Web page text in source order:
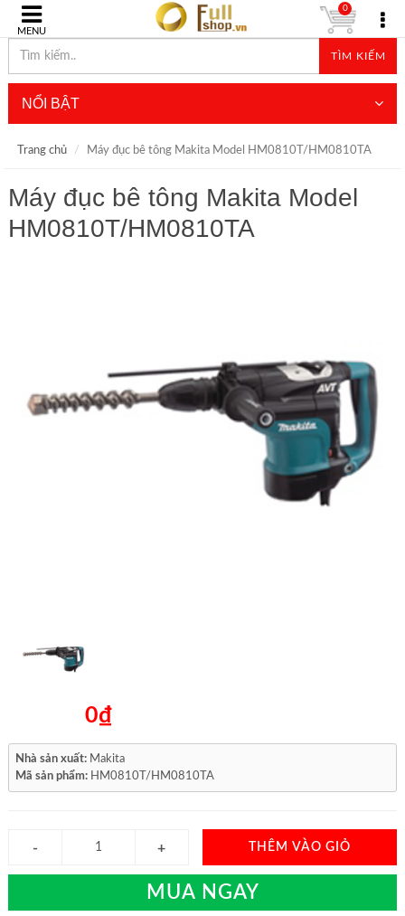
MENU
TÌM KIẾM
0
NỔI BẬT
Trang chủ Máy đục bê tông Makita Model HM0810T/HM0810TA
Máy đục bê tông Makita Model
HM0810T/HM0810TA
0₫
Nhà sản xuất: Makita
Mã sản phẩm: HM0810T/HM0810TA
THÊM VÀO GIỎ
MUA NGAY